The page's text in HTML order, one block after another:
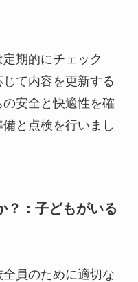
期的にチェック
て内容を更新する
安全と快適性を確
と点検を行いまし
？：子どもがいる
員のために適切な